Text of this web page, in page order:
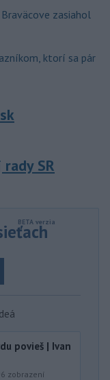
Braväcove zasiahol
ktorí sa pár
SR
povieš | Ivan
zobrazení